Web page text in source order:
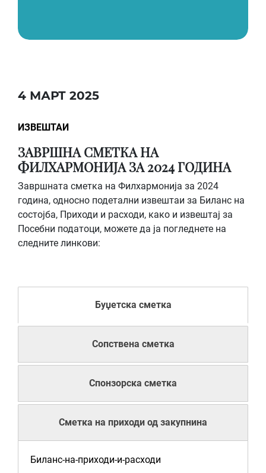
4 МАРТ 2025
ИЗВЕШТАИ
ЗАВРШНА СМЕТКА НА
ФИЛХАРМОНИЈА ЗА 2024 ГОДИНА
Завршната сметка на Филхармонија за 2024
година, односно подетални извештаи за Биланс на
состојба, Приходи и расходи, како и извештај за
Посебни податоци, можете да ја погледнете на
следните линкови:
Буџетска сметка
Сопствена сметка
Спонзорска сметка
Сметка на приходи од закупнина
Биланс-на-приходи-и-расходи